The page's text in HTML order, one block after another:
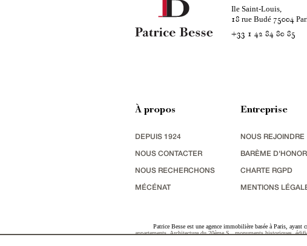
Ile Saint-Louis,
18 rue Budé 75004
+33 1 42 84 80 85
À propos
DEPUIS 1924
NOUS CONTACTER
NOUS RECHERCHONS
MÉCÉNAT
Entreprise
NOUS REJOINDRE
BARÈME
CHARTE RGPD
MENTIONS
Patrice Besse est une agence immobilière basée à Paris, ayant
appartements,Architecture du 20ème S.,monuments historiques,